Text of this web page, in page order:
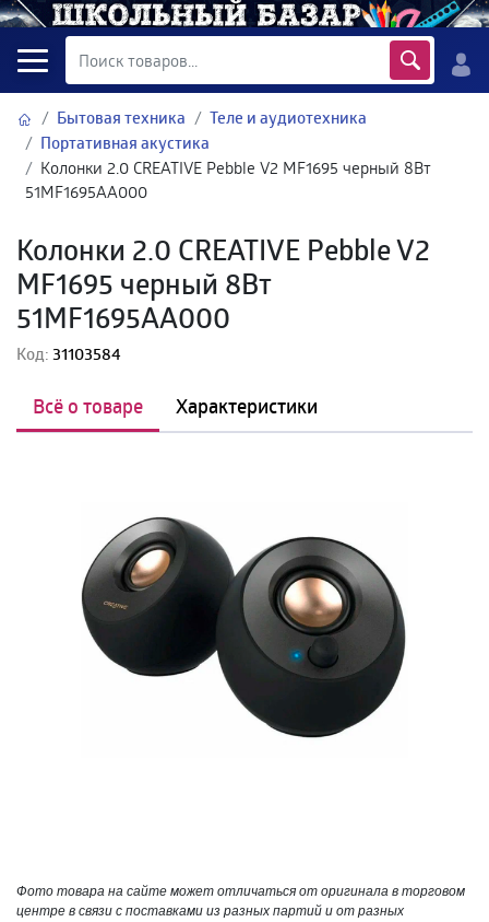
Бытовая техника
Теле и аудиотехника
Портативная акустика
Колонки 2.0 CREATIVE Pebble V2 MF1695 черный 8Вт
51MF1695AA000
Колонки 2.0 CREATIVE Pebble V2
MF1695 черный 8Вт
51MF1695AA000
Код:31103584
Всё о товаре Характеристики
Фото товара на сайте может отличаться от оригинала в торговом
центре в связи с поставками из разных партий и от разных